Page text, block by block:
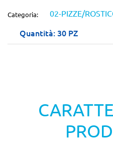
Categoria: 02-PIZZE/
Quantità: 30 PZ